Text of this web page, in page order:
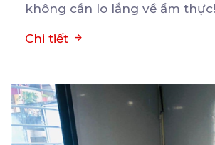
không cần lo lắng về ẩm thực!
Chi tiết